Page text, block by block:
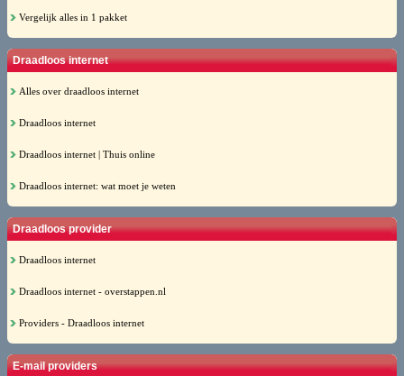
Vergelijk alles in 1 pakket
Draadloos internet
Alles over draadloos internet
Draadloos internet
Draadloos internet | Thuis online
Draadloos internet: wat moet je weten
Draadloos provider
Draadloos internet
Draadloos internet - overstappen.nl
Providers - Draadloos internet
E-mail providers